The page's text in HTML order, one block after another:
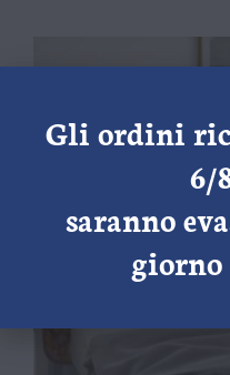
Gli ordini
6/
saranno
giorno